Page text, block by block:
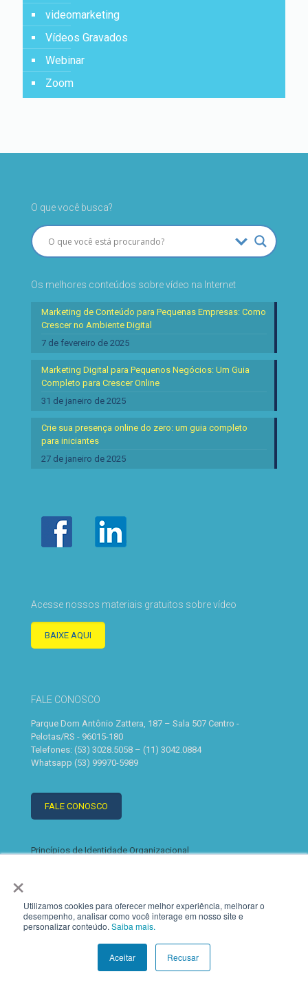
×
Utilizamos cookies para oferecer melhor experiência, melhorar o
desempenho, analisar como você interage em nosso site e
personalizar conteúdo. Saiba mais.
Aceitar Recusar
videomarketing
Vídeos Gravados
Webinar
Zoom
O que você busca?
Os melhores conteúdos sobre vídeo na Internet
Marketing de Conteúdo para Pequenas Empresas: Como
Crescer no Ambiente Digital
7 de fevereiro de 2025
Marketing Digital para Pequenos Negócios: Um Guia
Completo para Crescer Online
31 de janeiro de 2025
Crie sua presença online do zero: um guia completo
para iniciantes
27 de janeiro de 2025
Acesse nossos materiais gratuitos sobre vídeo
BAIXE AQUI
FALE CONOSCO
Parque Dom Antônio Zattera, 187 – Sala 507 Centro -
Pelotas/RS - 96015-180
Telefones: (53) 3028.5058 – (11) 3042.0884
Whatsapp (53) 99970-5989
FALE CONOSCO
Princípios de Identidade Organizacional